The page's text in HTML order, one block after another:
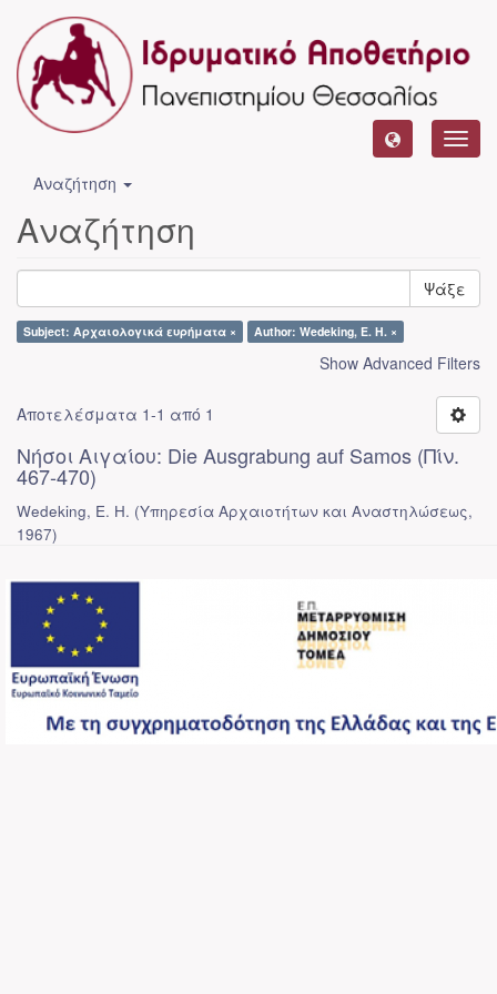
Αναζήτηση
Αναζήτηση
Ψάξε
Subject: Αρχαιολογικά ευρήματα × Author: Wedeking, E. H. ×
Show Advanced Filters
Αποτελέσματα 1-1 από 1
Νήσοι Αιγαίου: Die Ausgrabung auf Samos (Πίν.
467-470)
Wedeking, E. H. (Υπηρεσία Αρχαιοτήτων και Αναστηλώσεως,
1967)